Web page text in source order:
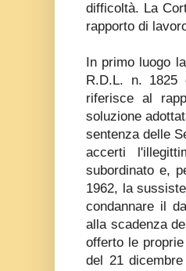
difficoltà. La
rapporto di
In primo luogo
R.D.L. n. 1825
riferisce al
soluzione
sentenza delle
accerti
subordinato e,
1962, la
condannare il
alla scadenza
offerto le
del 21